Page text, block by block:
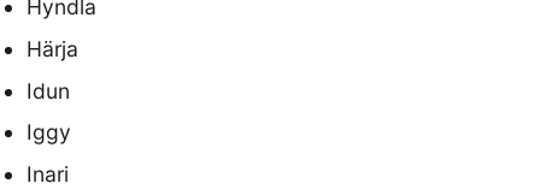
Hyndla
Härja
Idun
Iggy
Inari